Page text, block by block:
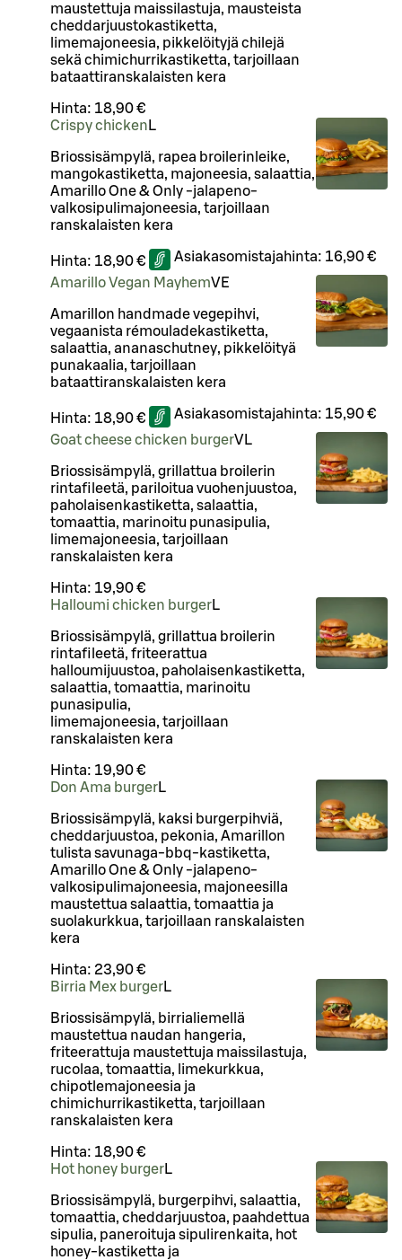
maustettuja maissilastuja, mausteista
cheddarjuustokastiketta,
limemajoneesia, pikkelöityjä chilejä
sekä chimichurrikastiketta, tarjoillaan
bataattiranskalaisten kera
Hinta: 18,90 €
Crispy chicken L
Briossisämpylä, rapea broilerinleike,
mangokastiketta, majoneesia, salaattia,
Amarillo One & Only -jalapeno-
valkosipulimajoneesia, tarjoillaan
ranskalaisten kera
Hinta: 18,90 € Asiakasomistajahinta: 16,90 €
Amarillo Vegan MayhemVE
Amarillon handmade vegepihvi,
vegaanista rémouladekastiketta,
salaattia, ananaschutney, pikkelöityä
punakaalia, tarjoillaan
bataattiranskalaisten kera
Hinta: 18,90 € Asiakasomistajahinta: 15,90 €
Goat cheese chicken burgerVL
Briossisämpylä, grillattua broilerin
rintafileetä, pariloitua vuohenjuustoa,
paholaisenkastiketta, salaattia,
tomaattia, marinoitu punasipulia,
limemajoneesia, tarjoillaan
ranskalaisten kera
Hinta: 19,90 €
Halloumi chicken burgerL
Briossisämpylä, grillattua broilerin
rintafileetä, friteerattua
halloumijuustoa, paholaisenkastiketta,
salaattia, tomaattia, marinoitu
punasipulia,
limemajoneesia, tarjoillaan
ranskalaisten kera
Hinta: 19,90 €
Don Ama burgerL
Briossisämpylä, kaksi burgerpihviä,
cheddarjuustoa, pekonia, Amarillon
tulista savunaga-bbq-kastiketta,
Amarillo One & Only -jalapeno-
valkosipulimajoneesia, majoneesilla
maustettua salaattia, tomaattia ja
suolakurkkua, tarjoillaan ranskalaisten
kera
Hinta: 23,90 €
Birria Mex burgerL
Briossisämpylä, birrialiemellä
maustettua naudan hangeria,
friteerattuja maustettuja maissilastuja,
rucolaa, tomaattia, limekurkkua,
chipotlemajoneesia ja
chimichurrikastiketta, tarjoillaan
ranskalaisten kera
Hinta: 18,90 €
Hot honey burgerL
Briossisämpylä, burgerpihvi, salaattia,
tomaattia, cheddarjuustoa, paahdettua
sipulia, paneroituja sipulirenkaita, hot
honey-kastiketta ja